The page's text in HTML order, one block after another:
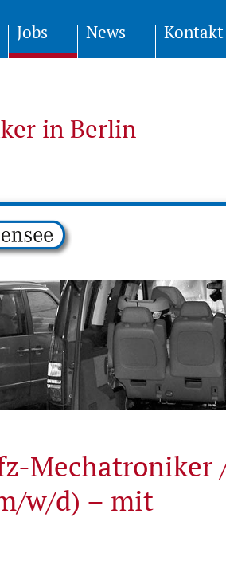
Jobs News Kontakt
in Berlin
Mechatroniker
w/d) – mit